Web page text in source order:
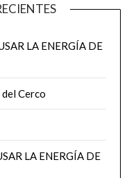
LA ENERGÍA DE
Cerco
LA ENERGÍA DE